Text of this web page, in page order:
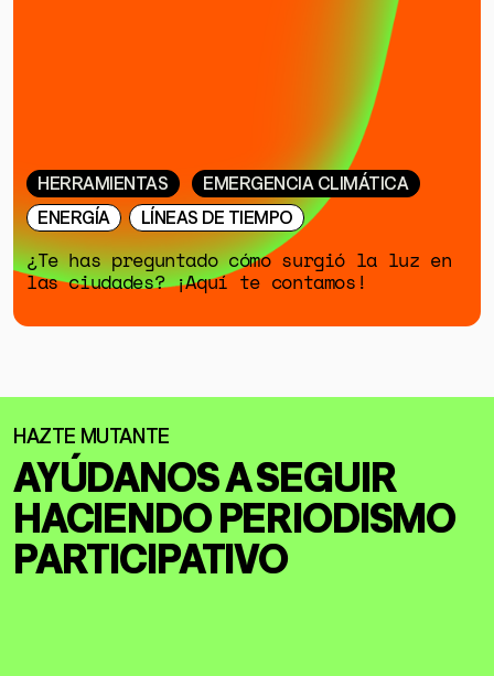
HERRAMIENTAS
EMERGENCIA CLIMÁTICA
ENERGÍA
LÍNEAS DE TIEMPO
¿Te has preguntado cómo surgió la luz en
las ciudades? ¡Aquí te contamos!
AYÚDANOS A SEGUIR
HACIENDOPERIODISMO
PARTICIPATIVO